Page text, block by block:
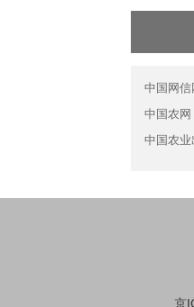
中国网信
中国农网
中国农业
京